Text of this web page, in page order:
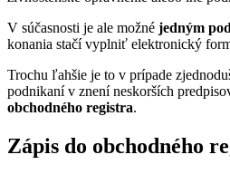
V súčasnosti je ale možné jedným
konania stačí vyplniť elektronický
Trochu ľahšie je to v prípade
podnikaní v znení neskorších
obchodného registra.
Zápis do obchodného